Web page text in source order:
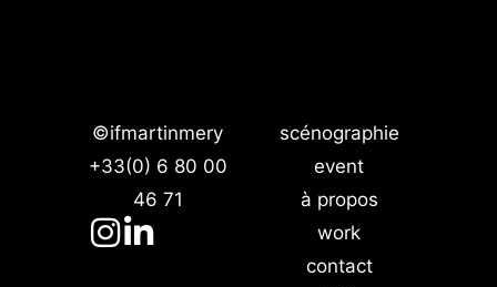
©ifmartinmery
+33(0) 6 80 00
46 71
scénographie
event
à propos
work
contact